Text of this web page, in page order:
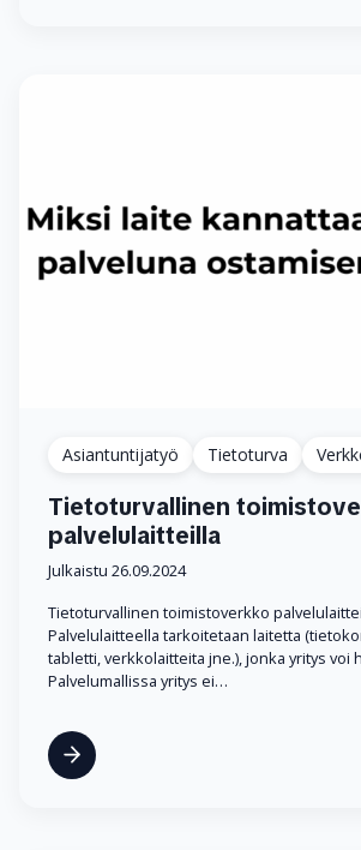
Asiantuntijatyö Tietoturva
Tietoturvallinen
palvelulaitteilla
Julkaistu 26.09.2024
Tietoturvallinen toimistoverkko
Palvelulaitteella tarkoitetaan laitetta
tabletti, verkkolaitteita jne.), jonka yritys voi
Palvelumallissa yritys ei…